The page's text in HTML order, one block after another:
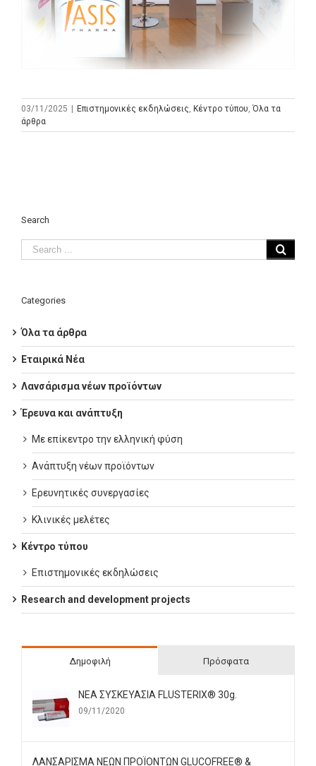
03/11/2025 | Επιστημονικές εκδηλώσεις Κέντρο τύπου Όλα τα
άρθρα
Search
Categories
Όλα τα άρθρα
Εταιρικά Νέα
Λανσάρισμα νέων προϊόντων
Έρευνα και ανάπτυξη
Με επίκεντρο την ελληνική φύση
Ανάπτυξη νέων προϊόντων
Ερευνητικές συνεργασίες
Κλινικές μελέτες
Κέντρο τύπου
Επιστημονικές εκδηλώσεις
Research and development projects
Δημοφιλή Πρόσφατα
ΝΕΑ ΣΥΣΚΕΥΑΣΙΑ FLUSTERIX® 30g.
09/11/2020
ΛΑΝΣΑΡΙΣΜΑ ΝΕΩΝ ΠΡΟΪΟΝΤΩΝ GLUCOFREE® &